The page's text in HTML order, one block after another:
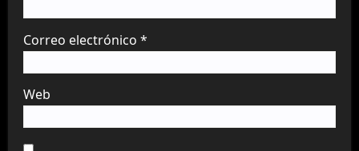
Correo electrónico *
Web